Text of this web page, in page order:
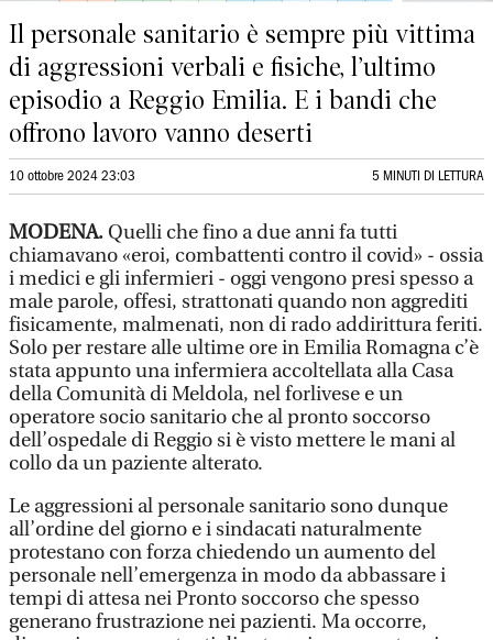
Il personale sanitario è sempre più vittima
di aggressioni verbali e fisiche, l’ultimo
episodio a Reggio Emilia. E i bandi che
offrono lavoro vanno deserti
10 ottobre 2024 23:03 5 MINUTI DI LETTURA
MODENA. Quelli che fino a due anni fa tutti
chiamavano «eroi, combattenti contro il covid» - ossia
i medici e gli infermieri - oggi vengono presi spesso a
male parole, offesi, strattonati quando non aggrediti
fisicamente, malmenati, non di rado addirittura feriti.
Solo per restare alle ultime ore in Emilia Romagna c’è
stata appunto una infermiera accoltellata alla Casa
della Comunità di Meldola, nel forlivese e un
operatore socio sanitario che al pronto soccorso
dell’ospedale di Reggio si è visto mettere le mani al
collo da un paziente alterato.
Le aggressioni al personale sanitario sono dunque
all’ordine del giorno e i sindacati naturalmente
protestano con forza chiedendo un aumento del
personale nell’emergenza in modo da abbassare i
tempi di attesa nei Pronto soccorso che spesso
generano frustrazione nei pazienti. Ma occorre,